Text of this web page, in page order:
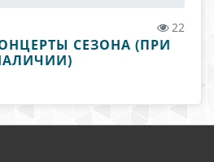
22
СЕЗОНА (ПРИ